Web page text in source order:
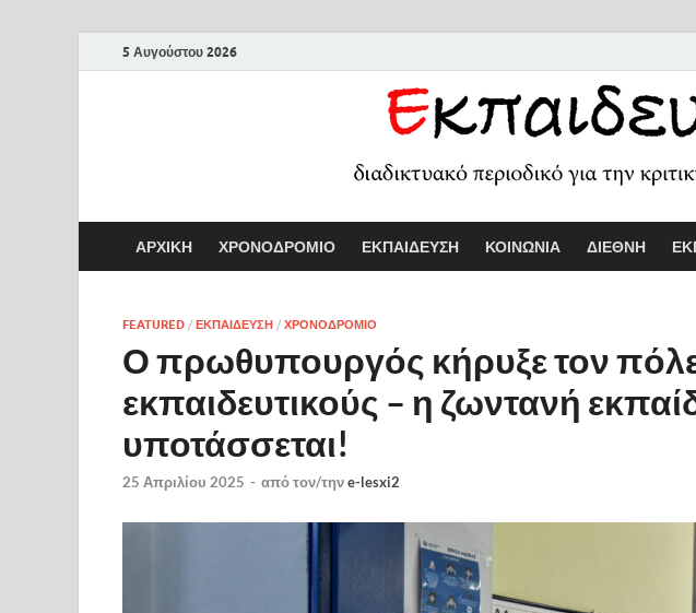
5 Αυγούστου 2026
ΑΡΧΙΚΗ ΧΡΟΝΟΔΡΟΜΙΟ ΕΚΠΑΙΔΕΥΣΗ ΚΟΙΝΩΝΙΑ ΔΙΕΘΝΗ
FEATURED / ΕΚΠΑΙΔΕΥΣΗ / ΧΡΟΝΟΔΡΟΜΙΟ
Ο πρωθυπουργός κήρυξε τον
εκπαιδευτικούς – η ζωντανή
υποτάσσεται!
25 Απριλίου 2025 - από τον/τηνe-lesxi2